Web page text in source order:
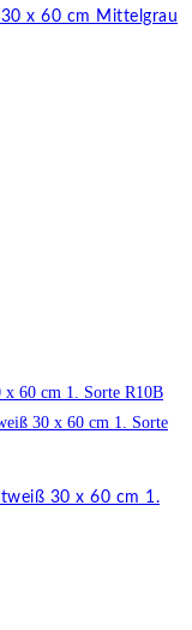
x 60 cm Mittelgrau
30 x 60 cm 1.